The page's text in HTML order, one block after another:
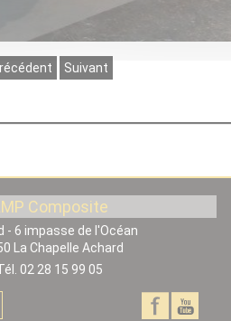
Suivant
Composite
- 6 impasse de l'Océan
La Chapelle Achard
02 28 15 99 05
Notre
page
Notre
page